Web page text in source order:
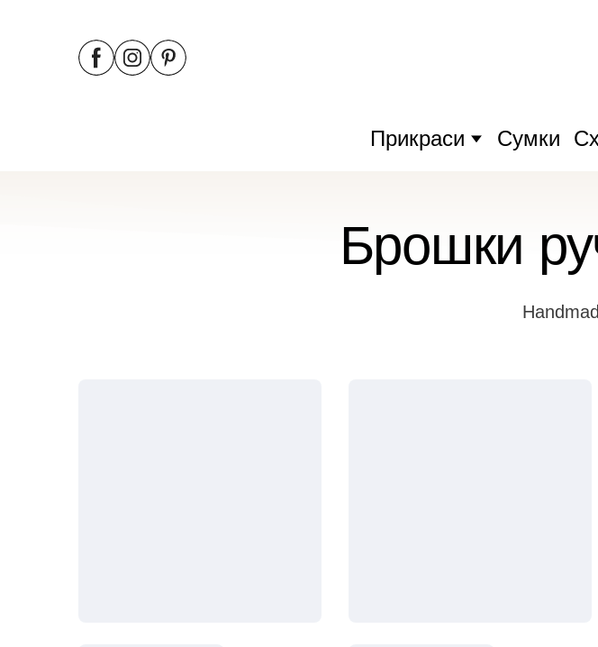
Прикраси Сумки
Брошки